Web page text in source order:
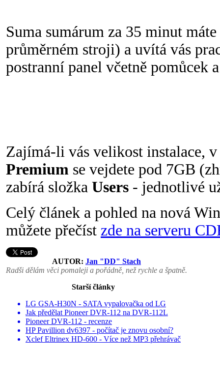
Suma sumárum za 35 minut
průměrném stroji) a uvítá vás
postranní panel včetně pomůcek
Zajímá-li vás velikost instalace,
Premium se vejdete pod 7GB
zabírá složka Users - jednotlivé
Celý článek a pohled na nová
můžete přečíst zde na serveru
AUTOR: Jan "DD" Stach
Radši dělám věci pomaleji a pořádně, než rychle a špatně.
Starší články
LG GSA-H30N - SATA vypalovačka od LG
Jak předělat Pioneer DVR-112 na DVR-112L
Pioneer DVR-112 - recenze
HP Pavillion dv6397 - počítač je znovu osobní?
Xclef Eltrinex HD-600 - Více než MP3 přehrávač